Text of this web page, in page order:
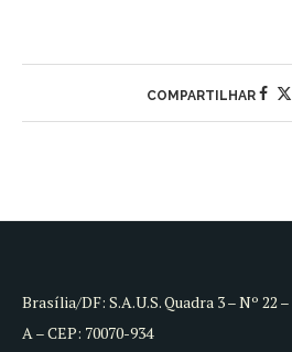
COMPARTILHAR
Brasília/DF: S.A.U.S. Quadra 3 – Nº 22
A – CEP: 70070-934